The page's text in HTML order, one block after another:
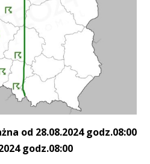
od 28.08.2024 godz.08:00
godz.08:00